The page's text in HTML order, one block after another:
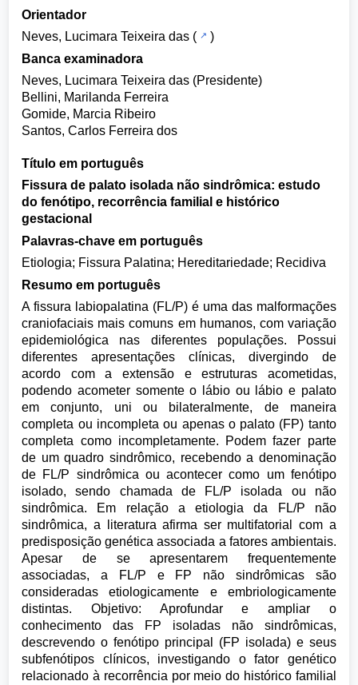
Orientador
Neves, Lucimara Teixeira das (
)
Banca examinadora
Neves, Lucimara Teixeira das (Presidente)
Bellini, Marilanda Ferreira
Gomide, Marcia Ribeiro
Santos, Carlos Ferreira dos
Título em português
Fissura de palato isolada não sindrômica: estudo
do fenótipo, recorrência familial e histórico
gestacional
Palavras-chave em português
Etiologia; Fissura Palatina; Hereditariedade; Recidiva
Resumo em português
A fissura labiopalatina (FL/P) é uma das malformações
craniofaciais mais comuns em humanos, com variação
epidemiológica nas diferentes populações. Possui
diferentes apresentações clínicas, divergindo de
acordo com a extensão e estruturas acometidas,
podendo acometer somente o lábio ou lábio e palato
em conjunto, uni ou bilateralmente, de maneira
completa ou incompleta ou apenas o palato (FP) tanto
completa como incompletamente. Podem fazer parte
de um quadro sindrômico, recebendo a denominação
de FL/P sindrômica ou acontecer como um fenótipo
isolado, sendo chamada de FL/P isolada ou não
sindrômica. Em relação a etiologia da FL/P não
sindrômica, a literatura afirma ser multifatorial com a
predisposição genética associada a fatores ambientais.
Apesar de se apresentarem frequentemente
associadas, a FL/P e FP não sindrômicas são
consideradas etiologicamente e embriologicamente
distintas. Objetivo: Aprofundar e ampliar o
conhecimento das FP isoladas não sindrômicas,
descrevendo o fenótipo principal (FP isolada) e seus
subfenótipos clínicos, investigando o fator genético
relacionado à recorrência por meio do histórico familial